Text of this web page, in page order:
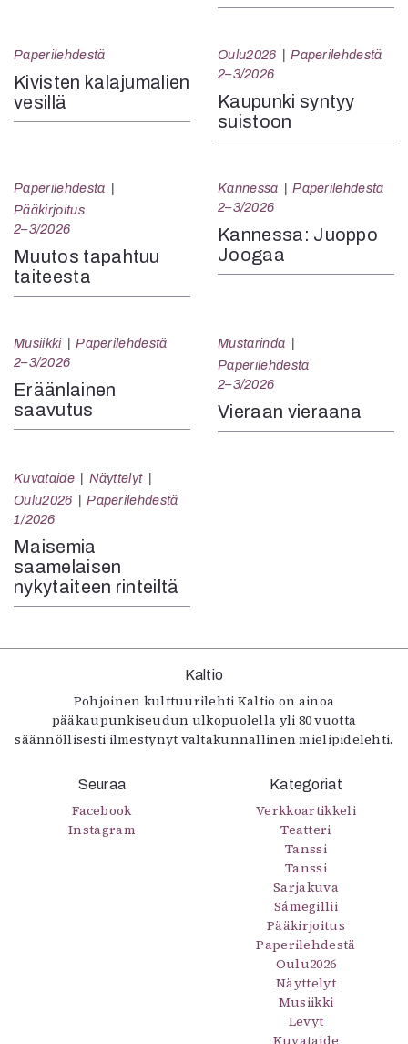
Paperilehdestä
Kivisten kalajumalien
vesillä
Oulu2026
Paperilehdestä
2–3/2026
Kaupunki syntyy
suistoon
Paperilehdestä
Pääkirjoitus
2–3/2026
Muutos tapahtuu
taiteesta
Kannessa
Paperilehdestä
2–3/2026
Kannessa: Juoppo
Joogaa
Musiikki
Paperilehdestä
2–3/2026
Eräänlainen
saavutus
Mustarinda
Paperilehdestä
2–3/2026
Vieraan vieraana
Kuvataide
Näyttelyt
Oulu2026
Paperilehdestä
1/2026
Maisemia
saamelaisen
nykytaiteen rinteiltä
Kaltio
Pohjoinen kulttuurilehti Kaltio on ainoa
pääkaupunkiseudun ulkopuolella yli 80 vuotta
säännöllisesti ilmestynyt valtakunnallinen mielipidelehti.
Seuraa
Facebook
Instagram
Kategoriat
Verkkoartikkeli
Teatteri
Tanssi
Tanssi
Sarjakuva
Sámegillii
Pääkirjoitus
Paperilehdestä
Oulu2026
Näyttelyt
Musiikki
Levyt